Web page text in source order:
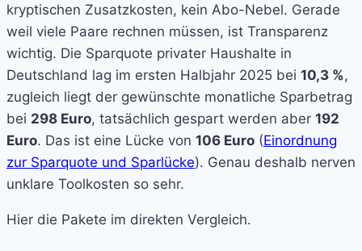
kryptischen Zusatzkosten, kein Abo-Nebel. Gerade
weil viele Paare rechnen müssen, ist Transparenz
wichtig. Die Sparquote privater Haushalte in
Deutschland lag im ersten Halbjahr 2025 bei 10,3 %,
zugleich liegt der gewünschte monatliche Sparbetrag
bei 298 Euro, tatsächlich gespart werden aber 192
Euro. Das ist eine Lücke von 106 Euro (Einordnung
zur Sparquote und Sparlücke). Genau deshalb nerven
unklare Toolkosten so sehr.
Hier die Pakete im direkten Vergleich.